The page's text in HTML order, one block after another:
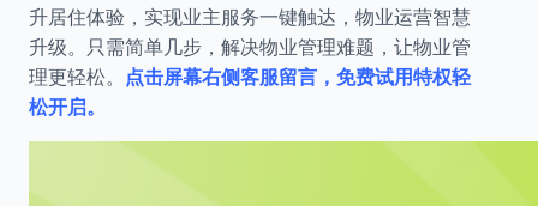
升居住体验，实现业主服务一键触达，物业运营智慧
升级。只需简单几步，解决物业管理难题，让物业管
理更轻松。 点击屏幕右侧客服留言，免费试用特权轻
松开启。